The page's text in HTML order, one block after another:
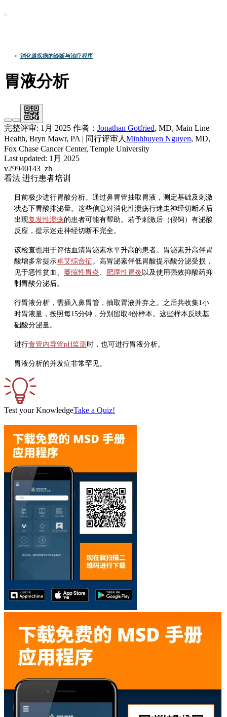
< 消化道疾病的诊断与治疗程序
胃液分析
完整评审: 1月 2025 作者： Jonathan Gotfried, MD, Main Line
Health, Bryn Mawr, PA | 同行评审人 Minhhuyen Nguyen, MD,
Fox Chase Cancer Center, Temple University
Last updated: 1月 2025
v29940143_zh
看法 进行患者培训
目前极少进行胃酸分析。通过鼻胃管抽取胃液，测定基础及刺激
状态下胃酸排泌量。这些信息对消化性溃疡行迷走神经切断术后
出现复发性溃疡的患者可能有帮助。若予刺激后（假饲）有泌酸
反应，提示迷走神经切断不完全。
该检查也用于评估血清胃泌素水平升高的患者。胃泌素升高伴胃
酸增多常提示卓艾综合征 。高胃泌素伴低胃酸提示酸分泌受损，
见于恶性贫血、 萎缩性胃炎 肥厚性胃炎 以及使用强效抑酸药抑
制胃酸分泌后。
行胃液分析，需插入鼻胃管，抽取胃液并弃之。之后共收集1小
时胃液量，按照每15分钟，分别留取4份样本。这些样本反映基
础酸分泌量。
进行食管内导管pH监测 时，也可进行胃液分析。
胃液分析的并发症非常罕见。
Test your KnowledgeTake a Quiz!